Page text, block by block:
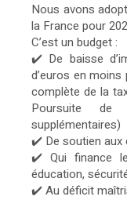
Nous avons
la France pour
C’est un budget :
✔️ De baisse
d’euros en
complète de la
Poursuite de
supplémentaires)
✔️ De soutien aux
✔️ Qui finance
éducation,
✔️ Au déficit